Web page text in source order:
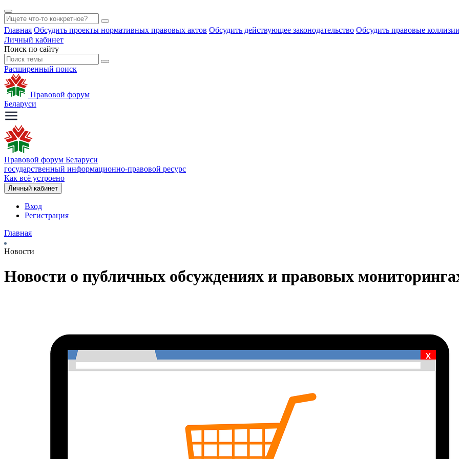
Главная Обсудить проекты нормативных правовых актов Обсудить действующее законодательство Обсудить правовые
Личный кабинет
Поиск по сайту
Расширенный поиск
Правовой форум
Беларуси
Правовой форум Беларуси
государственный информационно-правовой ресурс
Как всё устроено
Личный кабинет
Вход
Регистрация
Главная
Новости
Новости о публичных обсуждениях и правовых